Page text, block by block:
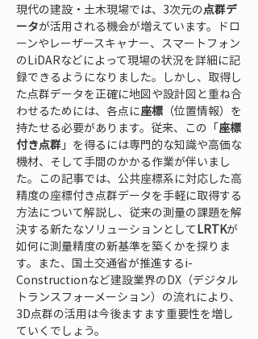
現代の建設・土木現場では、3次元の点群デ
ータが活用される機会が増えています。ドロ
ーンやレーザースキャナー、スマートフォン
のLiDARなどによって現場の状況を詳細に記
録できるようになりました。しかし、取得し
た点群データを正確に地図や設計図と重ね合
わせるためには、各点に座標 （位置情報）を
持たせる必要があります。従来、この「座標
付き点群 」を得るには専門的な知識や高価な
機材、そして手間のかかる作業が伴いまし
た。この記事では、公共座標系に対応した高
精度の座標付き点群データを手軽に取得する
方法について解説し、従来の測量の課題を解
決する新たなソリューションとしてLRTKが
如何に測量精度の新基準を築くかを探りま
す。また、国土交通省が推進するi-
Constructionなど建設業界のDX（デジタル
トランスフォーメーション）の流れにより、
3D点群の活用は今後ますます重要性を増し
ていくでしょう。